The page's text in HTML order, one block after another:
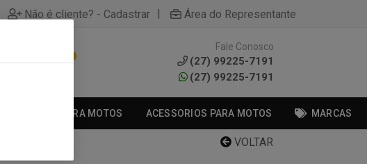
Não é cliente? - Cadastrar | Área do Representante
Fale Conosco
(27) 99225-7191
(27) 99225-7191
PECAS PARA MOTOS ACESSORIOS PARA MOTOS MARCAS
VOLTAR